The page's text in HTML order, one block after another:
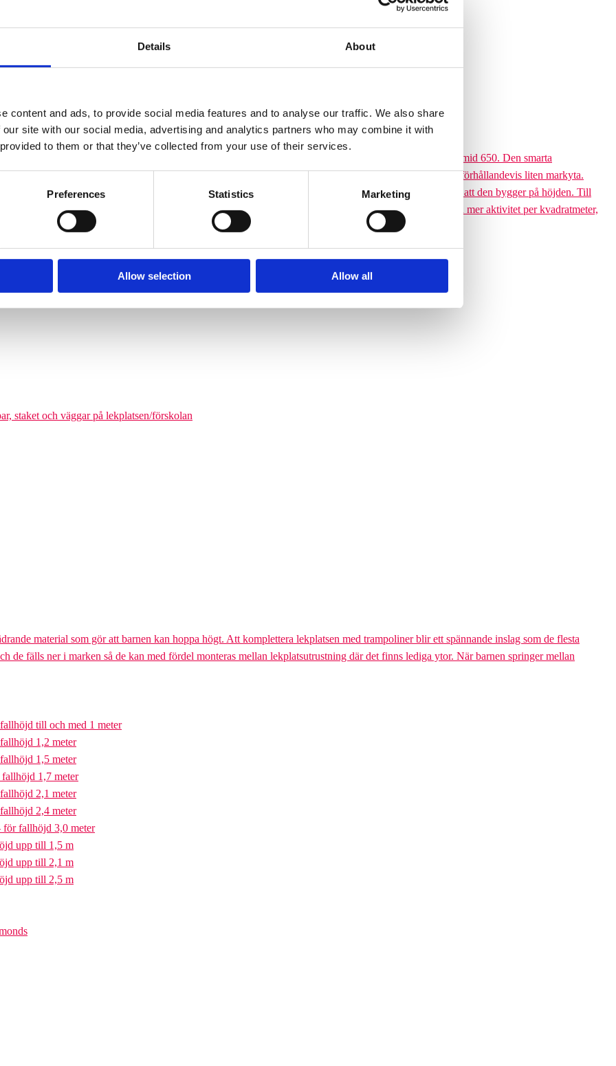
Details About
content and ads, to provide social media features and to analyse our traffic. We also share
site with our social media, advertising and analytics partners who may combine it with
to them or that they’ve collected from your use of their services.
Preferences Statistics Marketing
Allow selection Allow all
finns i flera storlekar, från tre meters höjd upp till den 6,5 meter höga Climbing pyramid 650. Läs mer...
klätterpyramider finns i flera storlekar, från tre meters höjd upp till den 6,5 meter höga Climbing pyramid 650. Den smarta
barn från cirka 6 år och uppåt att klättra på en och samma gång. Dessutom tar klätterpyramiden upp en förhållandevis liten markyta.
med en diameter på cirka 9–14,5 meter. Det som gör klätterpyramiden till ett yteffektivt val är att den bygger på höjden. Till
större plats, maximerar nätstrukturen antalet användare på ytan. Ni får plats med betydligt fler barn och mer aktivitet per kvadratmeter,
och kommunala parker.
där man kan förena leken med matematikutmaningar
staket och väggar på lekplatsen/förskolan
material som gör att barnen kan hoppa högt. Att komplettera lekplatsen med trampoliner blir ett spännande inslag som de flesta
de fälls ner i marken så de kan med fördel monteras mellan lekplatsutrustning där det finns lediga ytor. När barnen springer mellan
till och med 1 meter
1,2 meter
1,5 meter
1,7 meter
2,1 meter
2,4 meter
för fallhöjd 3,0 meter
upp till 1,5 m
upp till 2,1 m
upp till 2,5 m